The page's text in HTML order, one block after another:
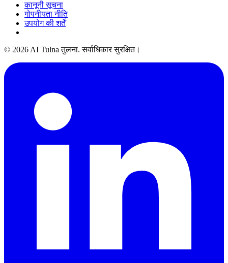
कानूनी सूचना
गोपनीयता नीति
उपयोग की शर्तें
© 2026 AI Tulna तुलना. सर्वाधिकार सुरक्षित।